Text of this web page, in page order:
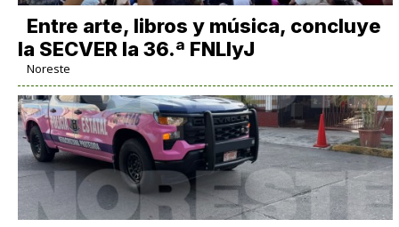
Entre arte, libros y música, concluye
la SECVER la 36.ª FNLIyJ
Noreste